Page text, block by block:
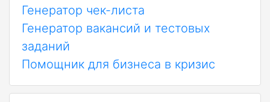
Генератор чек-листа
Генератор вакансий и тестовых
заданий
Помощник для бизнеса в кризис